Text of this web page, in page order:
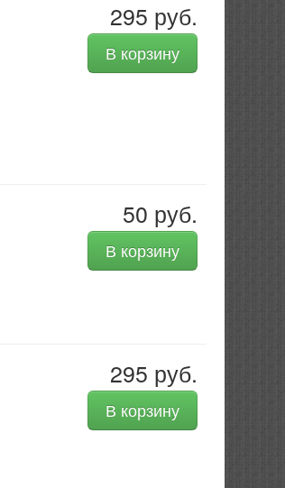
295 руб.
В корзину
50 руб.
В корзину
295 руб.
В корзину